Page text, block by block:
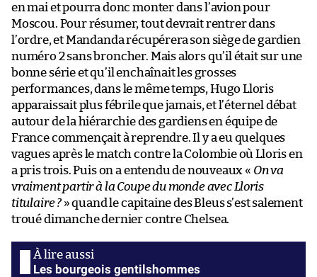
en mai et pourra donc monter dans l’avion pour
Moscou. Pour résumer, tout devrait rentrer dans
l’ordre, et Mandanda récupérera son siège de gardien
numéro 2 sans broncher. Mais alors qu’il était sur une
bonne série et qu’il enchaînait les grosses
performances, dans le même temps, Hugo Lloris
apparaissait plus fébrile que jamais, et l’éternel débat
autour de la hiérarchie des gardiens en équipe de
France commençait à reprendre. Il y a eu quelques
vagues après le match contre la Colombie où Lloris en
a pris trois. Puis on a entendu de nouveaux « On va
vraiment partir à la Coupe du monde avec Lloris
titulaire ?» quand le capitaine des Bleus s’est salement
troué dimanche dernier contre Chelsea.
Les bourgeois gentilshommes